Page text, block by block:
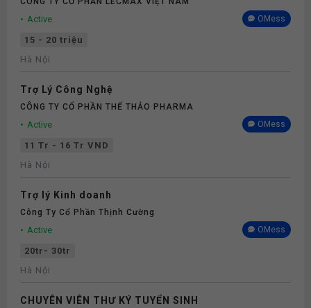
Active OMess
15 - 20 triệu
Hà Nội
Trợ Lý Công Nghệ
CÔNG TY CỔ PHẦN THẾ THẢO PHARMA
Active OMess
11 Tr - 16 Tr VND
Hà Nội
Trợ lý Kinh doanh
Công Ty Cổ Phần Thịnh Cường
Active OMess
20tr- 30tr
Hà Nội
CHUYÊN VIÊN THƯ KÝ TUYỂN SINH